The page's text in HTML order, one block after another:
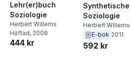
Lehr(er)buch
Soziologie
Herbert Willems
Häftad, 2008
444 kr
Synthetische
Soziologie
Herbert Willems
E-bok 2011
592 kr